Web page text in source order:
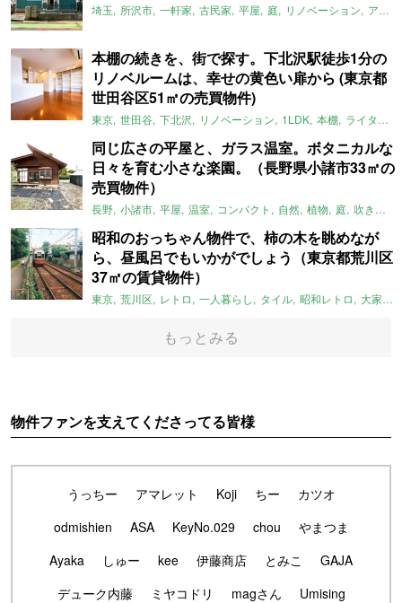
埼玉 所沢市 一軒家 古民家 平屋 庭 リノベーション アメリカンハウス
本棚の続きを、街で探す。下北沢駅徒歩1分の
リノベルームは、幸せの黄色い扉から (東京都
世田谷区51㎡の売買物件)
東京 世田谷 下北沢 リノベーション 1LDK 本棚 ライター：ほしりょうこ
同じ広さの平屋と、ガラス温室。ボタニカルな
日々を育む小さな楽園。（長野県小諸市33㎡の
売買物件）
長野 小諸市 平屋 温室 コンパクト 自然 植物 庭 吹き抜け
昭和のおっちゃん物件で、柿の木を眺めなが
ら、昼風呂でもいかがでしょう（東京都荒川区
37㎡の賃貸物件）
東京 荒川区 レトロ 一人暮らし タイル 昭和レトロ 大家女子
もっとみる
物件ファンを支えてくださってる皆様
うっちー アマレット Koji ちー
カツオ
odmishien
ASA KeyNo.029 chou
やまつま
Ayaka
しゅー kee 伊藤商店 とみこ
GAJA
デューク内藤
ミヤコドリ magさん
Umising